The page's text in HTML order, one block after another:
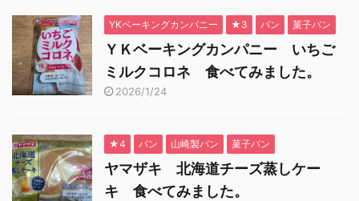
YKベーキングカンパニー ★3 パン 菓子パン
ＹＫベーキングカンパニー いちご
ミルクコロネ 食べてみました。
2026/1/24
★4 パン 山崎製パン 菓子パン
ヤマザキ 北海道チーズ蒸しケー
キ 食べてみました。